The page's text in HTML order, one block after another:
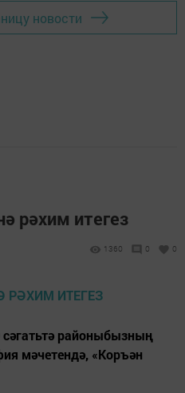
новости
рәхим итегез
1360 0 0
сәгатьтә районыбызның
мәчетендә, «Коръән